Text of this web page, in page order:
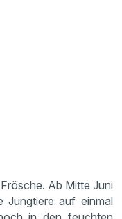
Ab Mitte Juni
Jungtiere auf einmal